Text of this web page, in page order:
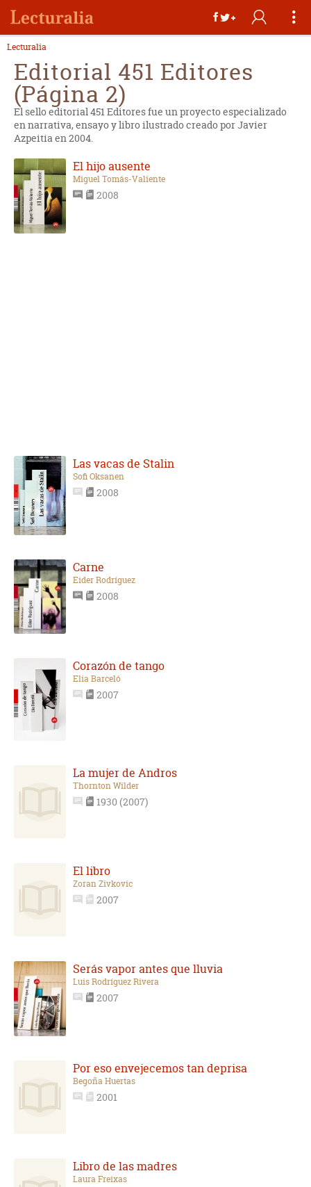
Lecturalia
Editorial 451 Editores
(Página 2)
El sello editorial 451 Editores fue un proyecto especializado
en narrativa, ensayo y libro ilustrado creado por Javier
Azpeitia en 2004.
El hijo ausente
Miguel Tomás-Valiente
2008
Las vacas de Stalin
Sofi Oksanen
2008
Carne
Eider Rodríguez
2008
Corazón de tango
Elia Barceló
2007
La mujer de Andros
Thornton Wilder
1930 (2007)
El libro
Zoran Zivkovic
2007
Serás vapor antes que lluvia
Luis Rodríguez Rivera
2007
Por eso envejecemos tan deprisa
Begoña Huertas
2001
Libro de las madres
Laura Freixas